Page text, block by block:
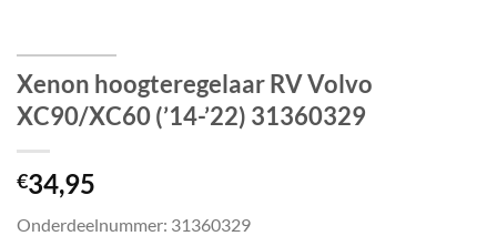
Xenon hoogteregelaar RV Volvo
XC90/XC60 (’14-’22) 31360329
€34,95
Onderdeelnummer: 31360329